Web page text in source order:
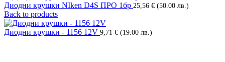
Диодни крушки NIken D4S ПРО 1бр 25,56 € (50.00 лв.)
Back to products
Диодни крушки - 1156 12V 9,71 € (19.00 лв.)